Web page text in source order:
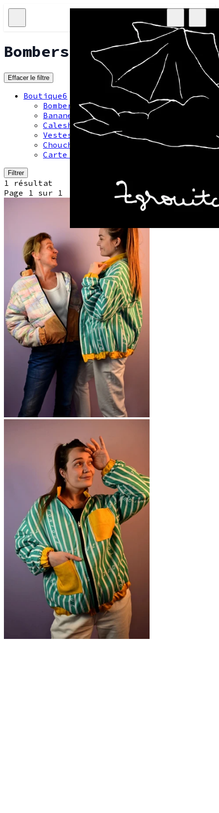
Bombers réversibles
Effacer le filtre
Boutique6
Bombers réversibles
Bananes
Caleshorts
Vestes en jean1
Chouchous
Carte cadeaux
Filtrer
1 résultat
Page 1 sur 1